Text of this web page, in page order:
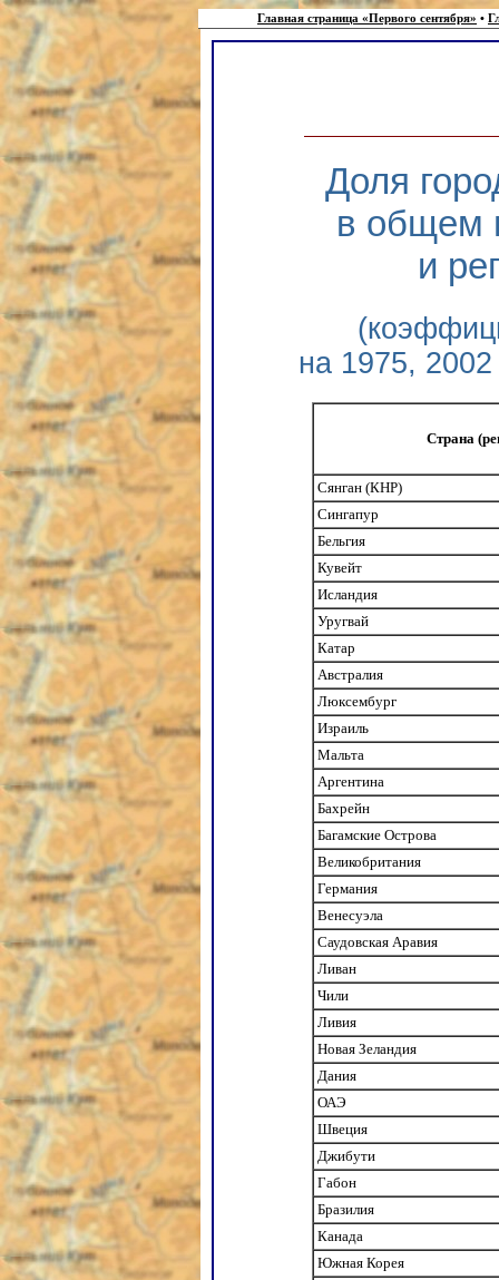
Главная страница «Первого сентября» •
Доля
в общем
и
на 1975, 2002
Страна
Сянган (КНР)
Сингапур
Бельгия
Кувейт
Исландия
Уругвай
Катар
Австралия
Люксембург
Израиль
Мальта
Аргентина
Бахрейн
Багамские Острова
Великобритания
Германия
Венесуэла
Саудовская Аравия
Ливан
Чили
Ливия
Новая Зеландия
Дания
ОАЭ
Швеция
Джибути
Габон
Бразилия
Канада
Южная Корея